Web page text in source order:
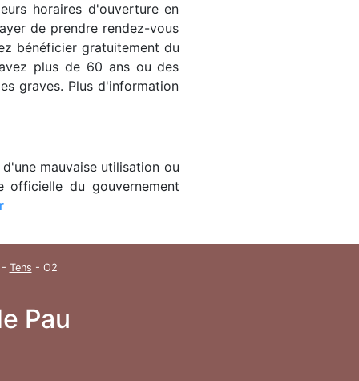
horaires d'ouverture en
de prendre rendez-vous
bénéficier gratuitement du
plus de 60 ans ou des
graves. Plus d'information
mauvaise utilisation ou
officielle du gouvernement
Tens - O2
Pau